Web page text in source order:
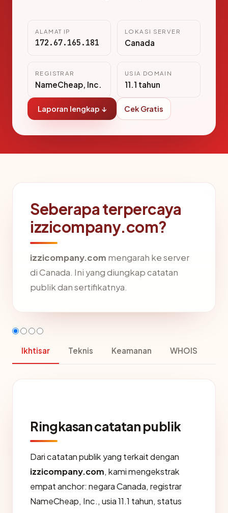
ALAMAT IP
172.67.165.181
LOKASI SERVER
Canada
REGISTRAR
NameCheap, Inc.
USIA DOMAIN
11.1 tahun
Laporan lengkap ↓ Cek Gratis
Seberapa terpercaya
izzicompany.com?
izzicompany.com mengarah ke server
di Canada. Ini yang diungkap catatan
publik dan sertifikatnya.
Ikhtisar Teknis Keamanan WHOIS
Ringkasan catatan publik
Dari catatan publik yang terkait dengan
izzicompany.com, kami mengekstrak
empat anchor: negara Canada, registrar
NameCheap, Inc., usia 11.1 tahun, status